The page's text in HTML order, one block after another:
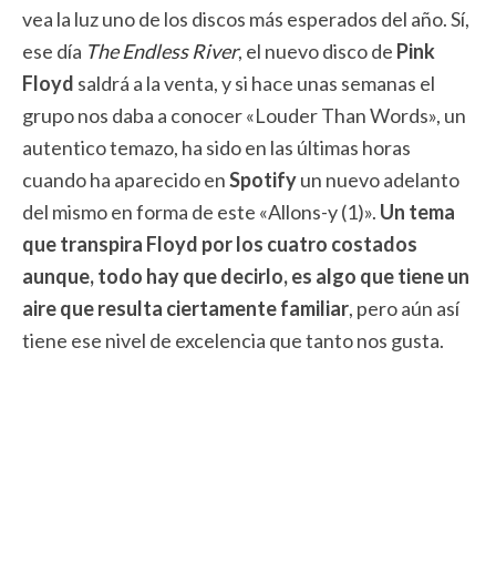
vea la luz uno de los discos más esperados del año. Sí,
ese día The Endless River, el nuevo disco de Pink
Floyd saldrá a la venta, y si hace unas semanas el
grupo nos daba a conocer «Louder Than Words», un
autentico temazo, ha sido en las últimas horas
cuando ha aparecido enSpotifyun nuevo adelanto
del mismo en forma de este «Allons-y (1)». Un tema
que transpira Floyd por los cuatro costados
aunque, todo hay que decirlo, es algo que tiene un
aire que resulta ciertamente familiar, pero aún así
tiene ese nivel de excelencia que tanto nos gusta.